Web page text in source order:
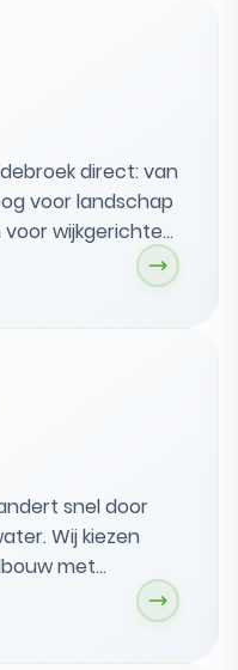
scholen en
direct: van
voor landschap
voor wijkgerichte
op daken boven
en besluiten
snel door
Wij kiezen
met
biodiversiteit